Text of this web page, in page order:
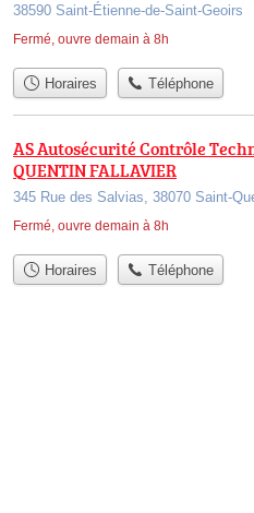
38590 Saint-Étienne-de-Saint-Geoirs
Fermé, ouvre demain à 8h
Horaires Téléphone
AS Autosécurité Contrôle
QUENTIN FALLAVIER
345 Rue des Salvias, 38070 Saint-
Fermé, ouvre demain à 8h
Horaires Téléphone